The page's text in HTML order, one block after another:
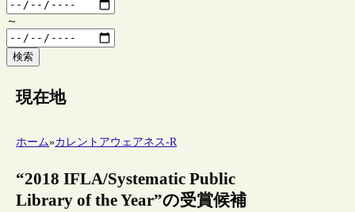
～
検索
現在地
ホーム»カレントアウェアネス-R
“2018 IFLA/Systematic Public
Library of the Year”の受賞候補